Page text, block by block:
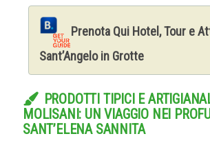
Prenota Qui Hotel, Tour e
Sant’Angelo in Grotte
PRODOTTI TIPICI E
MOLISANI: UN VIAGGIO NEI
SANT’ELENA SANNITA